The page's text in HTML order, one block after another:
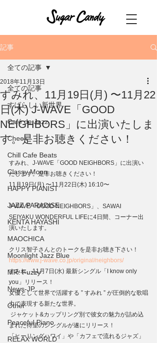
記事
全ての記事
すばらしい新世界
Café de Jazz
Cheek
Chill Cafe Beats
Classy Moon
HAPPY PIANIST
JAZZ PARADISE
KENTA HAYASHI
MAOCHICA
Moonlight Jazz Blue
MR. Fuzzy
News-JP
Other
Peaceful Piano
RELAX WORLD
全ての記事
すみれ、11月19日(月) 〜11月22
日(木) J-WAVE「GOOD
NEIGHBORS」に出演いたしま
す。是非お聴きください！
2018年11月13日
すみれ、J-WAVE「GOOD NEIGHBORS」に出演い
たします。是非お聴きください！
11月19日(月) 〜11月22日(木) 16:10〜
J-WAVE「GOOD NEIGHBORS」、SAWAI
SEIYAKU WONDERFUL LIFEに4日間、コーナー出
演いたします。
クリス智子さんとのトークを是非お聴き下さい！
https://www.j-wave.co.jp/original/neighbors/
すみれ、11月7日(水) 最新シングル「I know only
you」リリース！
女優として世界で活躍する ” すみれ ” が圧倒的な歌唱
力で表現する新たな世界。
まれた待望のシングルが遂にリリース！
「ヒーリングハワイ」や「カフェで流れるジャズ」